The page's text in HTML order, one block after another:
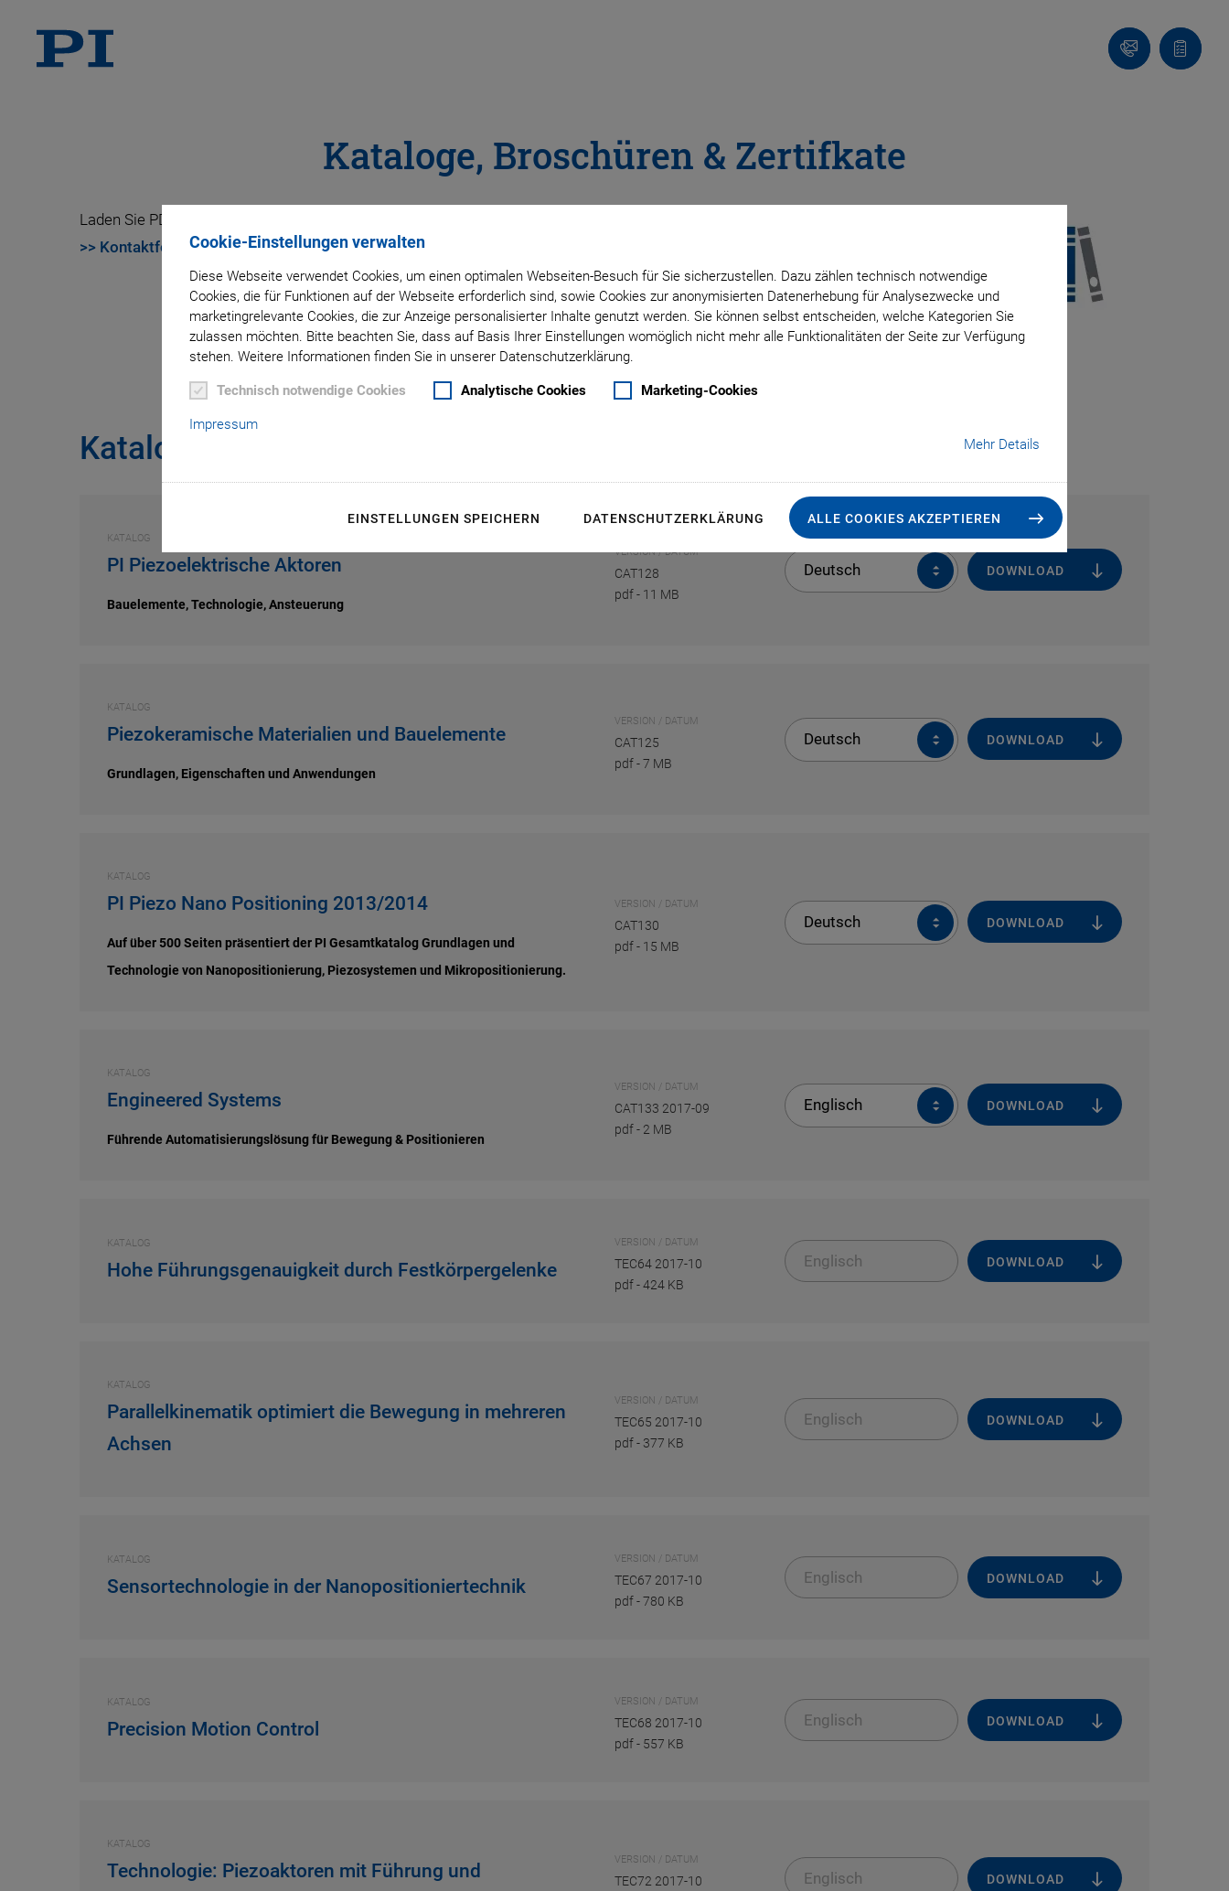
Cookie-Einstellungen verwalten
Diese Webseite verwendet Cookies, um einen optimalen Webseiten-Besuch für Sie sicherzustellen. Dazu zählen technisch notwendige
Cookies, die für Funktionen auf der Webseite erforderlich sind, sowie Cookies zur anonymisierten Datenerhebung für Analysezwecke und
marketingrelevante Cookies, die zur Anzeige personalisierter Inhalte genutzt werden. Sie können selbst entscheiden, welche Kategorien Sie
zulassen möchten. Bitte beachten Sie, dass auf Basis Ihrer Einstellungen womöglich nicht mehr alle Funktionalitäten der Seite zur Verfügung
stehen. Weitere Informationen finden Sie in unserer Datenschutzerklärung.
Technisch notwendige Cookies Analytische Cookies Marketing-Cookies
Impressum
Mehr Details
EINSTELLUNGEN SPEICHERN DATENSCHUTZERKLÄRUNG ALLE COOKIES AKZEPTIEREN
Kontakt
Kataloge, Broschüren & Zertifkate
Laden Sie PDF Dokumente herunter oder fordern Sie gedruckte Exemplare per Post an – ganz einfach über das
>> Kontaktformular.
Kataloge
KATALOG
PI Piezoelektrische Aktoren
Bauelemente, Technologie, Ansteuerung
VERSION / DATUM
CAT128
pdf- 11 MB
Deutsch DOWNLOAD
KATALOG
Piezokeramische Materialien und Bauelemente
Grundlagen, Eigenschaften und Anwendungen
VERSION / DATUM
CAT125
pdf-7 MB
Deutsch DOWNLOAD
KATALOG
PI Piezo Nano Positioning 2013/2014
Auf über 500 Seiten präsentiert der PI Gesamtkatalog Grundlagen und
Technologie von Nanopositionierung, Piezosystemen und Mikropositionierung.
VERSION / DATUM
CAT130
pdf- 15 MB
Deutsch DOWNLOAD
KATALOG
Engineered Systems
Führende Automatisierungslösung für Bewegung & Positionieren
VERSION / DATUM
CAT133 2017-09
pdf- 2 MB
Englisch DOWNLOAD
KATALOG
Hohe Führungsgenauigkeit durch Festkörpergelenke
VERSION / DATUM
TEC64 2017-10
pdf-424 KB
Englisch DOWNLOAD
KATALOG
Parallelkinematik optimiert die Bewegung in mehreren
Achsen
VERSION / DATUM
TEC65 2017-10
pdf- 377 KB
Englisch DOWNLOAD
KATALOG
Sensortechnologie in der Nanopositioniertechnik
VERSION / DATUM
TEC67 2017-10
pdf-780 KB
Englisch DOWNLOAD
KATALOG
Precision Motion Control
VERSION / DATUM
TEC68 2017-10
pdf- 557 KB
Englisch DOWNLOAD
KATALOG
Technologie: Piezoaktoren mit Führung und
VERSION / DATUM
TEC72 2017-10
Englisch DOWNLOAD